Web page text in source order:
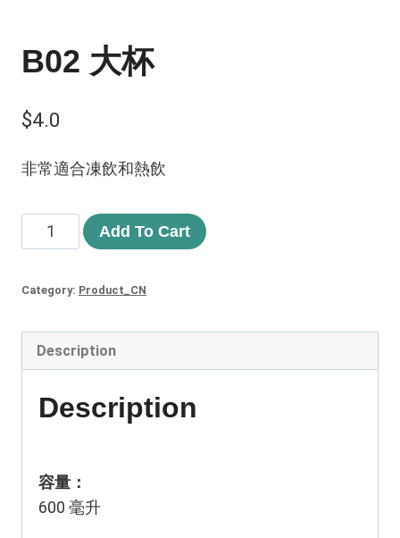
B02 大杯​
$4.0
非常適合凍飲和熱飲
Add To Cart
Category: Product_CN
Description
Description
容量：
600 毫升